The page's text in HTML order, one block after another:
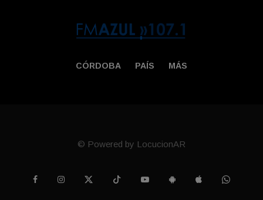
CÓRDOBA PAÍS MÁS
© Powered by LocucionAR